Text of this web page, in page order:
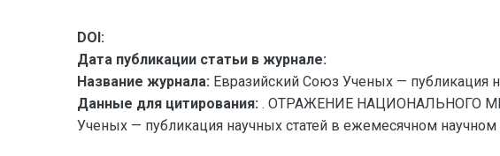
DOI:
Дата публикации статьи в журнале:
Название журнала: Евразийский Союз Ученых — публикация
Данные для цитирования: . ОТРАЖЕНИЕ НАЦИОНАЛЬНОГО
Ученых — публикация научных статей в ежемесячном научном